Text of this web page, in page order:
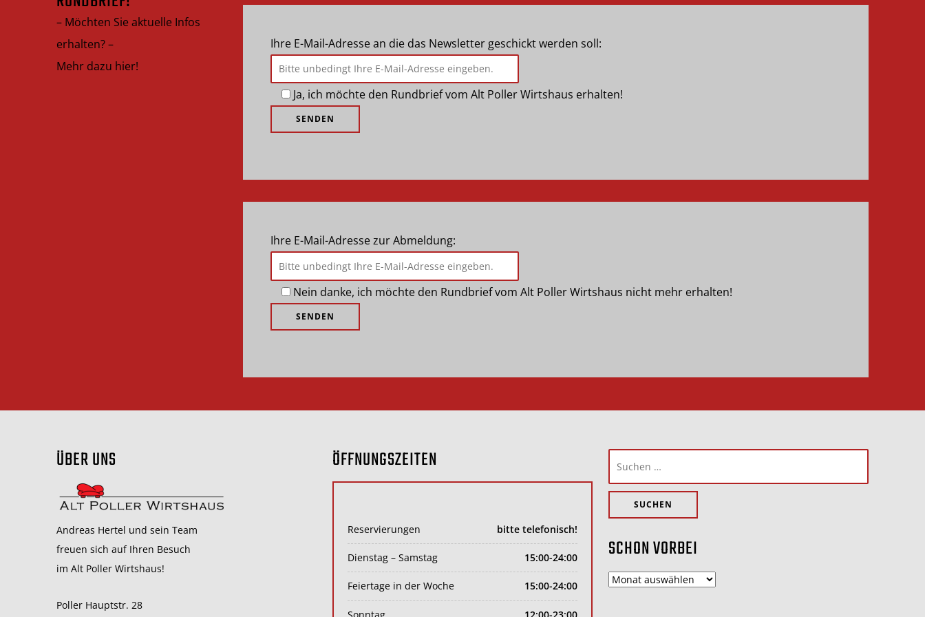
– Möchten Sie aktuelle Infos
erhalten? –
Mehr dazu hier!
Ihre E-Mail-Adresse an die das Newsletter geschickt werden soll:
Ja, ich möchte den Rundbrief vom Alt Poller Wirtshaus erhalten!
Ihre E-Mail-Adresse zur Abmeldung:
Nein danke, ich möchte den Rundbrief vom Alt Poller Wirtshaus nicht mehr erhalten!
ÜBER UNS
Andreas Hertel und sein Team
freuen sich auf Ihren Besuch
im Alt Poller Wirtshaus!
Poller Hauptstr. 28
ÖFFNUNGSZEITEN
Reservierungen bitte telefonisch!
Dienstag – Samstag 15:00-24:00
Feiertage in der Woche 15:00-24:00
Sonntag 12:00-23:00
SCHON VORBEI
schon